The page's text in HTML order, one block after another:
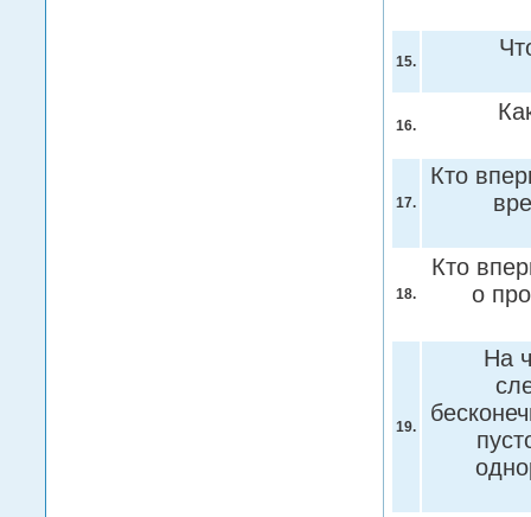
15.
16.
17.
Кто
18.
Кто
о
19.
На